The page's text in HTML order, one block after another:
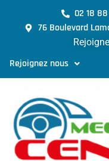
02 18
76 Boulevard
Rejoignez nous